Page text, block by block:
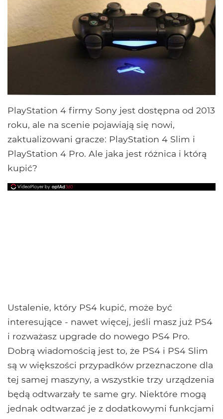
PlayStation 4 firmy Sony jest dostępna od 2013
roku, ale na scenie pojawiają się nowi,
zaktualizowani gracze: PlayStation 4 Slim i
PlayStation 4 Pro. Ale jaka jest różnica i którą
kupić?
Ustalenie, który PS4 kupić, może być
interesujące - nawet więcej, jeśli masz już PS4
i rozważasz upgrade do nowego PS4 Pro.
Dobrą wiadomością jest to, że PS4 i PS4 Slim
są w większości przypadków przeznaczone dla
tej samej maszyny, a wszystkie trzy urządzenia
będą odtwarzały te same gry. Niektóre mogą
jednak odtwarzać je z dodatkowymi funkcjami